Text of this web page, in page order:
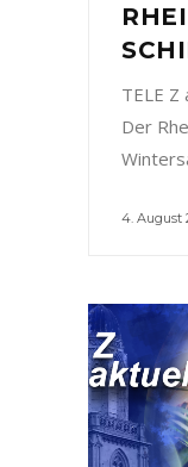
TELE
Der
4. August